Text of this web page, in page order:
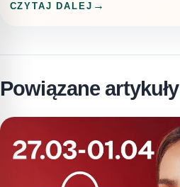
CZYTAJ DALEJ
Powiązane artykuły